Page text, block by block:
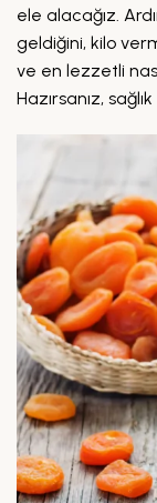
ele alacağız.
geldiğini, kilo
ve en lezzetli
Hazırsanız,